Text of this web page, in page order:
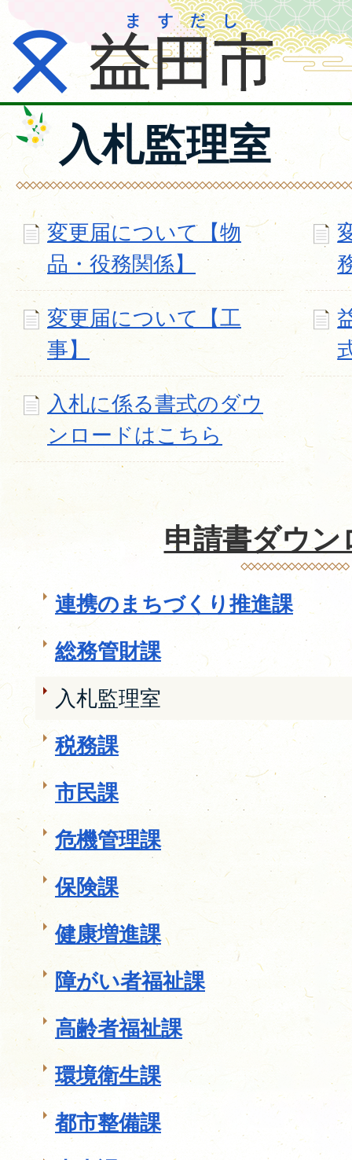
入札監理室
変更届について【物
品・役務関係】
変更届について【工
事】
入札に係る書式のダウ
ンロードはこちら
申請書ダウン
連携のまちづくり推進課
総務管財課
入札監理室
税務課
市民課
危機管理課
保険課
健康増進課
障がい者福祉課
高齢者福祉課
環境衛生課
都市整備課